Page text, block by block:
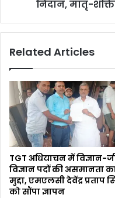
निदान, मातृ-
Related Articles
TGT अधियाचन में विज्ञान-
विज्ञान पदों की असमानता
मुद्दा, एमएलसी देवेंद्र प्रताप
को सौंपा ज्ञापन